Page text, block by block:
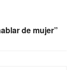
de mujer”